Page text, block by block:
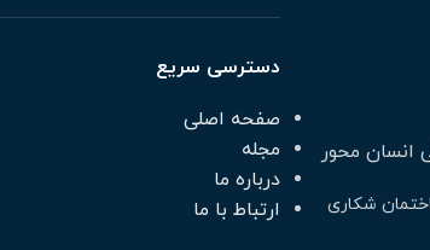
انسان محور
شکاری
دسترسی سریع
صفحه اصلی
مجله
درباره ما
ارتباط با ما